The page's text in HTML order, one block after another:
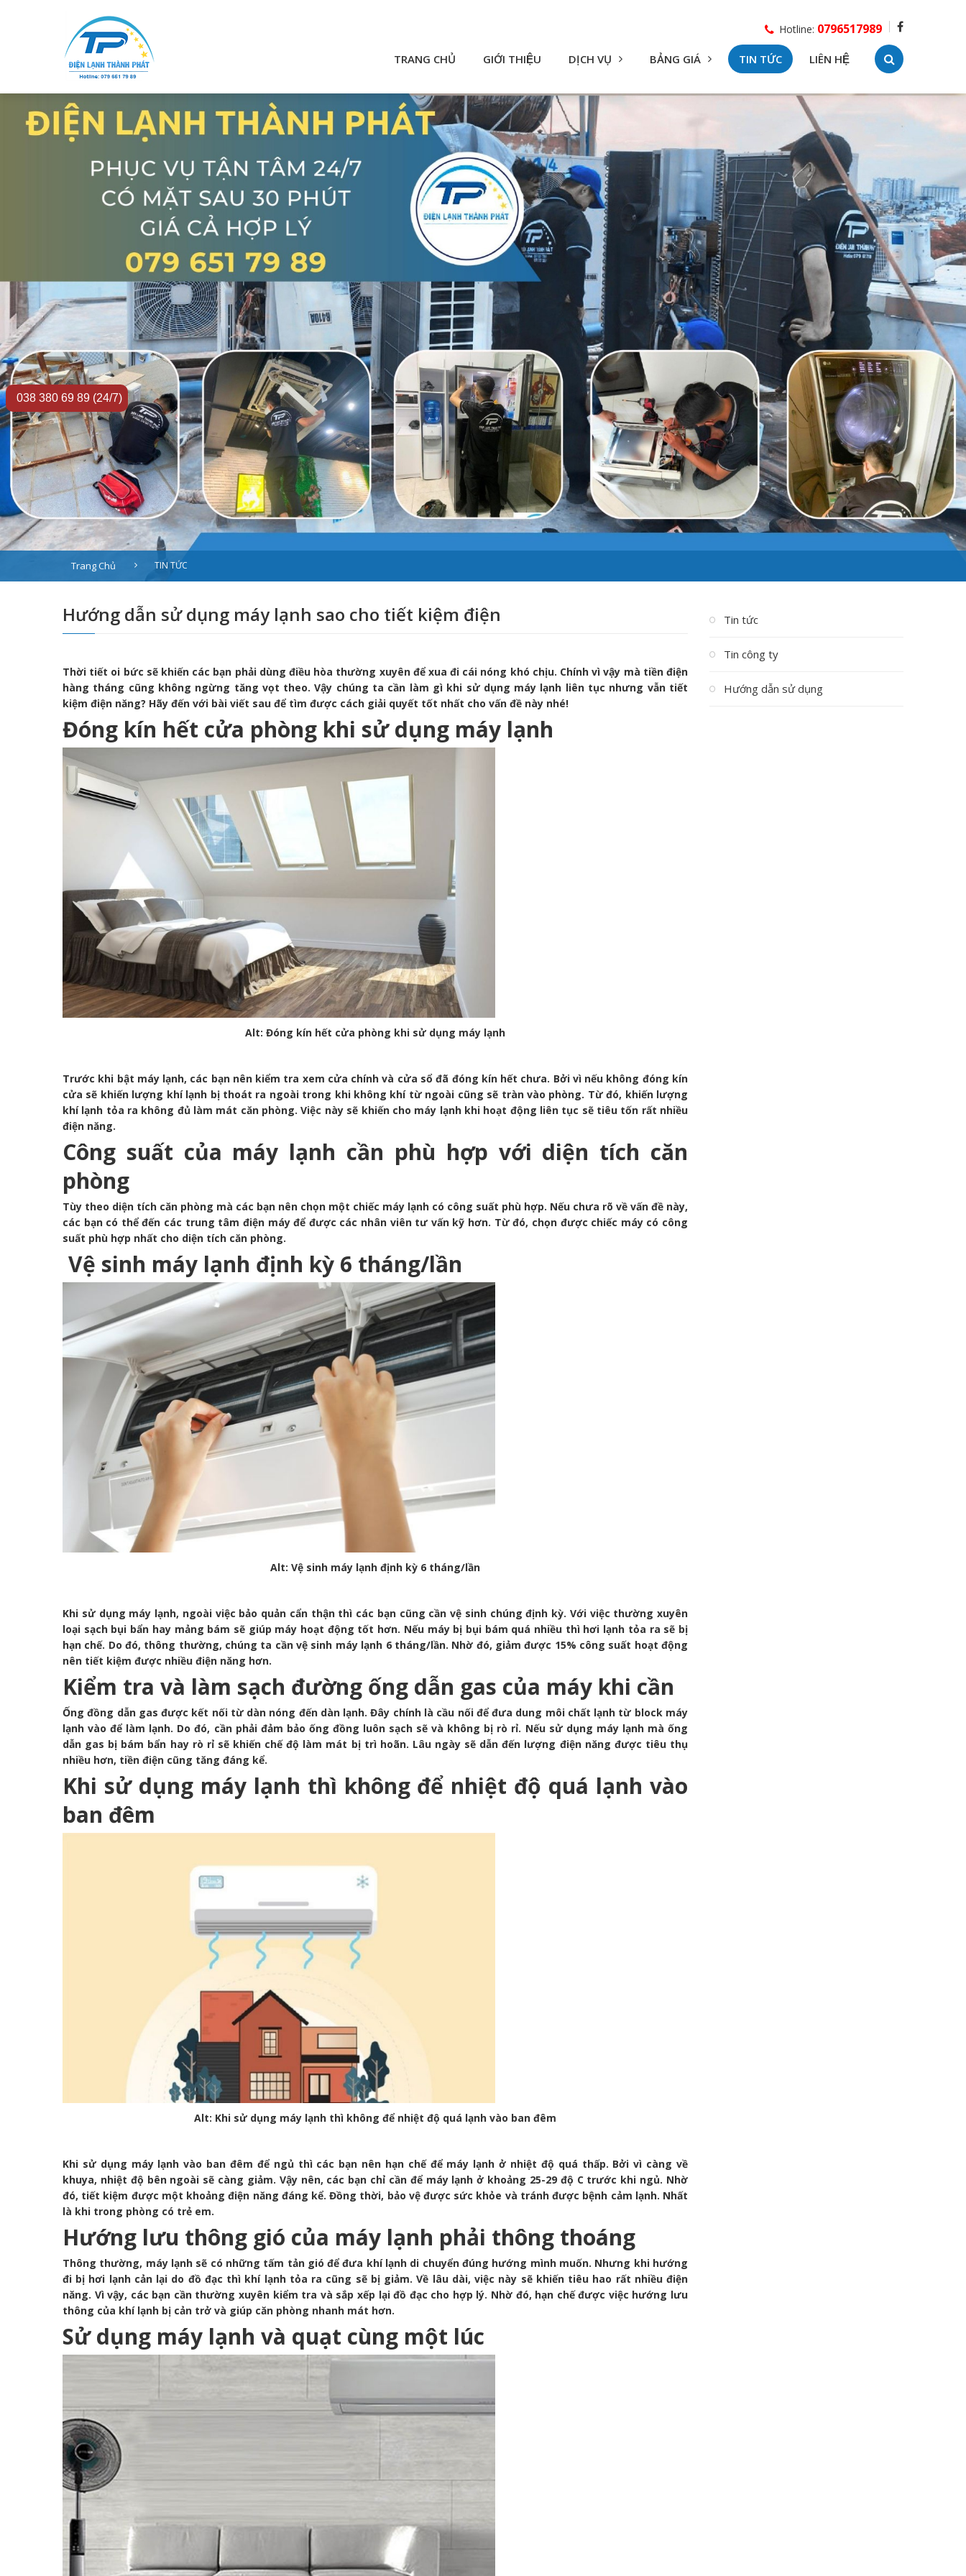
Hotline: 0796517989
TRANG CHỦ GIỚI THIỆU DỊCH VỤ BẢNG GIÁ TIN TỨC LIÊN HỆ
Trang Chủ TIN TỨC
Hướng dẫn sử dụng máy lạnh sao cho tiết kiệm điện
Thời tiết oi bức sẽ khiến các bạn phải dùng điều hòa thường xuyên để xua đi cái nóng khó chịu. Chính vì vậy mà tiền điện
hàng tháng cũng không ngừng tăng vọt theo. Vậy chúng ta cần làm gì khi sử dụng máy lạnh liên tục nhưng vẫn tiết
kiệm điện năng? Hãy đến với bài viết sau để tìm được cách giải quyết tốt nhất cho vấn đề này nhé!
Đóng kín hết cửa phòng khi sử dụng máy lạnh
Alt: Đóng kín hết cửa phòng khi sử dụng máy lạnh
Trước khi bật máy lạnh, các bạn nên kiểm tra xem cửa chính và cửa sổ đã đóng kín hết chưa. Bởi vì nếu không đóng kín
cửa sẽ khiến lượng khí lạnh bị thoát ra ngoài trong khi không khí từ ngoài cũng sẽ tràn vào phòng. Từ đó, khiến lượng
khí lạnh tỏa ra không đủ làm mát căn phòng. Việc này sẽ khiến cho máy lạnh khi hoạt động liên tục sẽ tiêu tốn rất nhiều
điện năng.
Công suất của máy lạnh cần phù hợp với diện tích căn
phòng
Tùy theo diện tích căn phòng mà các bạn nên chọn một chiếc máy lạnh có công suất phù hợp. Nếu chưa rõ về vấn đề này,
các bạn có thể đến các trung tâm điện máy để được các nhân viên tư vấn kỹ hơn. Từ đó, chọn được chiếc máy có công
suất phù hợp nhất cho diện tích căn phòng.
Vệ sinh máy lạnh định kỳ 6 tháng/lần
Alt: Vệ sinh máy lạnh định kỳ 6 tháng/lần
Khi sử dụng máy lạnh, ngoài việc bảo quản cẩn thận thì các bạn cũng cần vệ sinh chúng định kỳ. Với việc thường xuyên
loại sạch bụi bẩn hay mảng bám sẽ giúp máy hoạt động tốt hơn. Nếu máy bị bụi bám quá nhiều thì hơi lạnh tỏa ra sẽ bị
hạn chế. Do đó, thông thường, chúng ta cần vệ sinh máy lạnh 6 tháng/lần. Nhờ đó, giảm được 15% công suất hoạt động
nên tiết kiệm được nhiều điện năng hơn.
Kiểm tra và làm sạch đường ống dẫn gas của máy khi cần
Ống đồng dẫn gas được kết nối từ dàn nóng đến dàn lạnh. Đây chính là cầu nối để đưa dung môi chất lạnh từ block máy
lạnh vào để làm lạnh. Do đó, cần phải đảm bảo ống đồng luôn sạch sẽ và không bị rò rỉ. Nếu sử dụng máy lạnh mà ống
dẫn gas bị bám bẩn hay rò rỉ sẽ khiến chế độ làm mát bị trì hoãn. Lâu ngày sẽ dẫn đến lượng điện năng được tiêu thụ
nhiều hơn, tiền điện cũng tăng đáng kể.
Khi sử dụng máy lạnh thì không để nhiệt độ quá lạnh vào
ban đêm
Alt: Khi sử dụng máy lạnh thì không để nhiệt độ quá lạnh vào ban đêm
Khi sử dụng máy lạnh vào ban đêm để ngủ thì các bạn nên hạn chế để máy lạnh ở nhiệt độ quá thấp. Bởi vì càng về
khuya, nhiệt độ bên ngoài sẽ càng giảm. Vậy nên, các bạn chỉ cần để máy lạnh ở khoảng 25-29 độ C trước khi ngủ. Nhờ
đó, tiết kiệm được một khoảng điện năng đáng kể. Đồng thời, bảo vệ được sức khỏe và tránh được bệnh cảm lạnh. Nhất
là khi trong phòng có trẻ em.
Hướng lưu thông gió của máy lạnh phải thông thoáng
Thông thường, máy lạnh sẽ có những tấm tản gió để đưa khí lạnh di chuyển đúng hướng mình muốn. Nhưng khi hướng
đi bị hơi lạnh cản lại do đồ đạc thì khí lạnh tỏa ra cũng sẽ bị giảm. Về lâu dài, việc này sẽ khiến tiêu hao rất nhiều điện
năng. Vì vậy, các bạn cần thường xuyên kiểm tra và sắp xếp lại đồ đạc cho hợp lý. Nhờ đó, hạn chế được việc hướng lưu
thông của khí lạnh bị cản trở và giúp căn phòng nhanh mát hơn.
Sử dụng máy lạnh và quạt cùng một lúc
Tin tức
Tin công ty
Hướng dẫn sử dụng
038 380 69 89 (24/7)